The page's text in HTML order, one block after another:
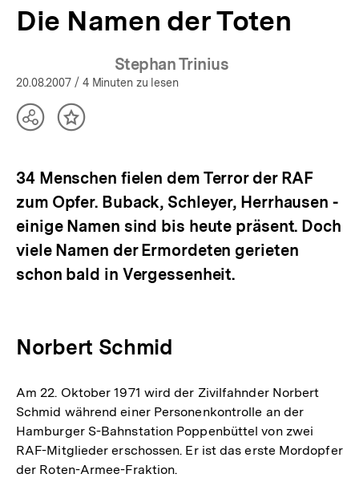
bpb.de
Die Namen der Toten
Stephan Trinius
20.08.2007 / 4 Minuten zu lesen
TeilenInhalt
34 Menschen fielen dem Terror der RAF
zum Opfer. Buback, Schleyer, Herrhausen -
einige Namen sind bis heute präsent. Doch
viele Namen der Ermordeten gerieten
schon bald in Vergessenheit.
Norbert Schmid
Am 22. Oktober 1971 wird der Zivilfahnder Norbert
Schmid während einer Personenkontrolle an der
Hamburger S-Bahnstation Poppenbüttel von zwei
RAF-Mitglieder erschossen. Er ist das erste Mordopfer
der Roten-Armee-Fraktion.